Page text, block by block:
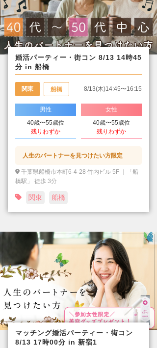
婚活パーティー・街コン 8/13 14時45
分 in 船橋
関東 船橋 8/13(木)14:45〜16:15
男性
40歳〜55歳位
残りわずか
女性
40歳〜55歳位
残りわずか
人生のパートナーを見つけたい方限定
千葉県船橋市本町6-4-28 竹内ビル 5F ｜「船
橋駅」 徒歩 3分
関東 船橋
マッチング婚活パーティー・街コン
8/13 17時00分 in 新宿1